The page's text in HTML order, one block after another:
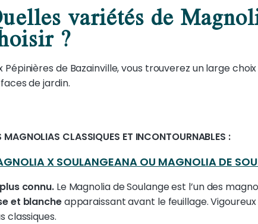
variétés de
?
Pépinières de Bazainville, vous trouverez un large
de jardin.
MAGNOLIAS CLASSIQUES ET INCONTOURNABLES :
X SOULANGEANA OU MAGNOLIA DE
connu. Le Magnolia de Soulange est l’un des
et blancheapparaissant avant le feuillage.
classiques.